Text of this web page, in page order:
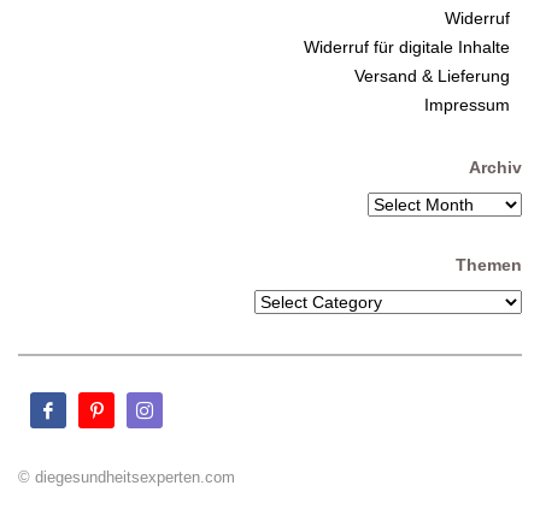
Widerruf
Widerruf für digitale Inhalte
Versand & Lieferung
Impressum
Archiv
Themen
© diegesundheitsexperten.com